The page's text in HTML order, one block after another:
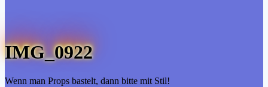
IMG_0922
Wenn man Props bastelt, dann bitte mit Stil!